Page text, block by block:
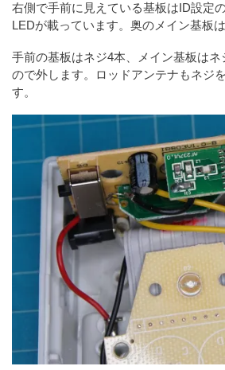
右側で手前に見えている基板はID設定
LEDが載っています。奥のメイン基板
手前の基板はネジ4本、メイン基板はネ
ので外します。ロッドアンテナもネジ
す。